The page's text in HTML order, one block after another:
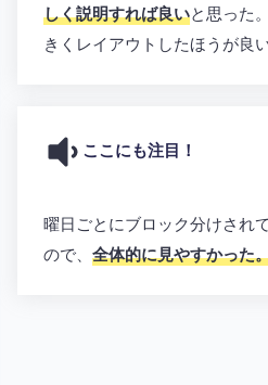
しく説明すれば良いと思った
きくレイアウトしたほうが良
ここにも注目！
曜日ごとにブロック分けされ
ので、 全体的に見やすかった